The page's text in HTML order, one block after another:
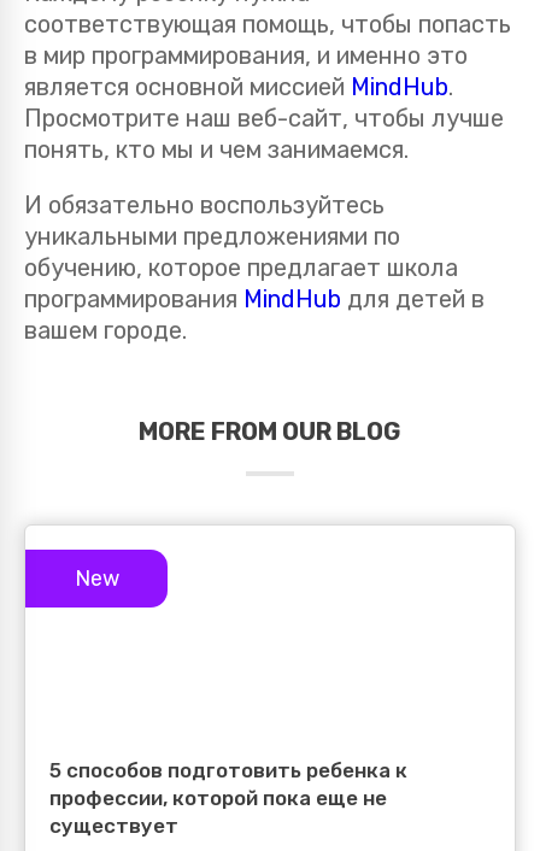
соответствующая помощь, чтобы попасть
в мир программирования, и именно это
является основной миссией MindHub.
Просмотрите наш веб-сайт, чтобы лучше
понять, кто мы и чем занимаемся.
И обязательно воспользуйтесь
уникальными предложениями по
обучению, которое предлагает школа
программирования MindHub для детей в
вашем городе.
MORE FROM OUR BLOG
New
5 способов подготовить ребенка к
профессии, которой пока еще не
существует